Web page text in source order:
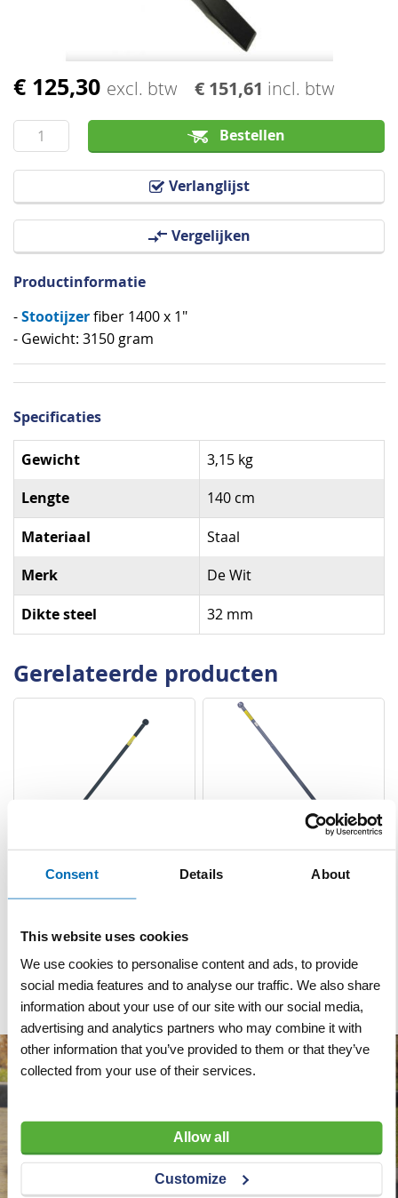
Consent Details About
This website uses cookies
We use cookies to personalise content and ads, to provide
social media features and to analyse our traffic. We also share
information about your use of our site with our social media,
advertising and analytics partners who may combine it with
other information that you’ve provided to them or that they’ve
collected from your use of their services.
Allow all
Customize
€ 125,30 excl. btw € 151,61 incl. btw
Bestellen
Verlanglijst
Vergelijken
Ga
het
begin
van
Productinformatie
-Stootijzerfiber 1400 x 1"
- Gewicht: 3150 gram
Specificaties
Specificaties
Gewicht 3,15 kg
Lengte 140 cm
Materiaal Staal
Merk De Wit
Dikte steel 32 mm
Gerelateerde producten
Stootijzer 100 cm rond
VERLANGLIJST
VERGELIJKEN
Artnr
€ 40,90
Stootijzer 140 cm met
€ 44,40